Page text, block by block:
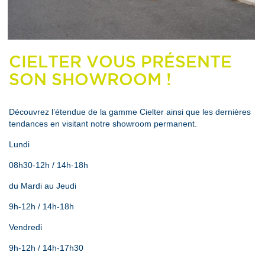
CIELTER VOUS PRÉSENTE
SON SHOWROOM !
Découvrez l’étendue de la gamme Cielter ainsi que les dernières
tendances en visitant notre showroom permanent.
Lundi
08h30-12h / 14h-18h
du Mardi au Jeudi
9h-12h / 14h-18h
Vendredi
9h-12h / 14h-17h30